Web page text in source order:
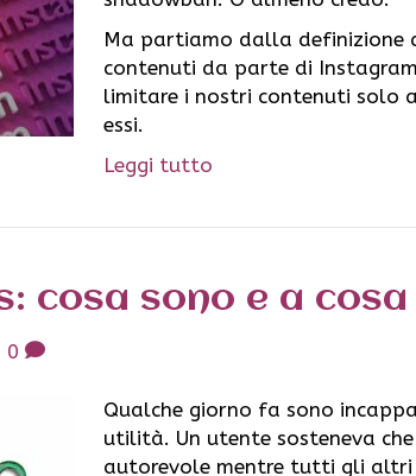
Ma partiamo dalla definizione
contenuti da parte di
limitare i nostri contenuti solo
essi.
Leggi tutto
cosa sono e a
0
Qualche giorno fa sono
utilità. Un utente sosteneva
autorevole mentre tutti gli altri